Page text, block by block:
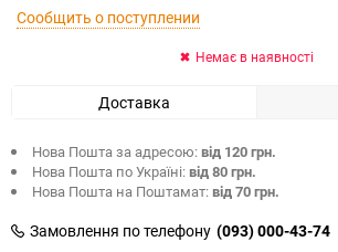
Сообщить о поступлении
Немає в наявності
Доставка
Нова Пошта за адресою:від 120 грн.
Нова Пошта по Україні:від 80 грн.
Нова Пошта на Поштамат:від 70 грн.
Замовлення по телефону (093) 000-43-74